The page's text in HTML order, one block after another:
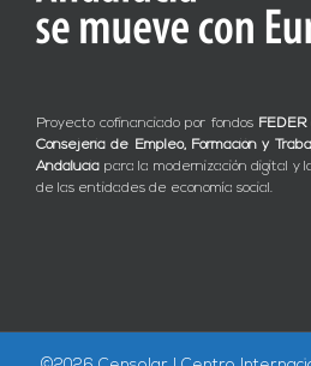
Proyecto cofinanciado por fondos FEDER
Consejería de Empleo, Formación y
Andalucía para la modernización digital y
de las entidades de economía social.